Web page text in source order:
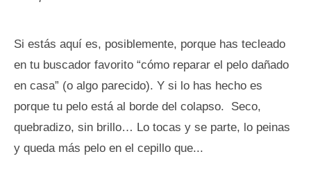
Si estás aquí es, posiblemente, porque has tecleado
en tu buscador favorito “cómo reparar el pelo dañado
en casa” (o algo parecido). Y si lo has hecho es
porque tu pelo está al borde del colapso. Seco,
quebradizo, sin brillo… Lo tocas y se parte, lo peinas
y queda más pelo en el cepillo que...